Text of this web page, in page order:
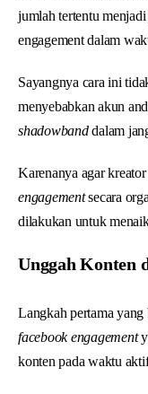
jumlah tertentu
engagement dalam
Sayangnya cara ini
menyebabkan akun
shadowbanddalam
Karenanya agar
engagementsecara
dilakukan untuk
Unggah Konten
Langkah pertama
facebook engagement
konten pada waktu